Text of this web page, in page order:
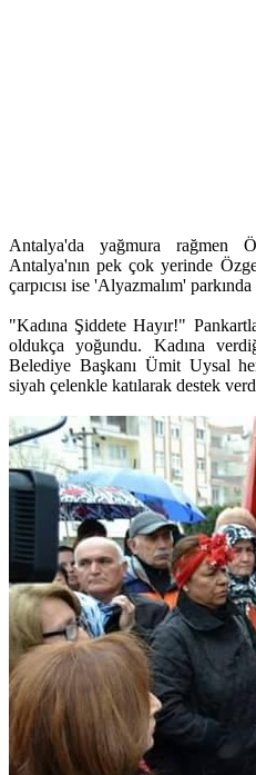
Antalya'da yağmura rağmen
Antalya'nın pek çok yerinde
çarpıcısı ise 'Alyazmalım'
"Kadına Şiddete Hayır!"
oldukça yoğundu. Kadına
Belediye Başkanı Ümit Uysal
siyah çelenkle katılarak destek